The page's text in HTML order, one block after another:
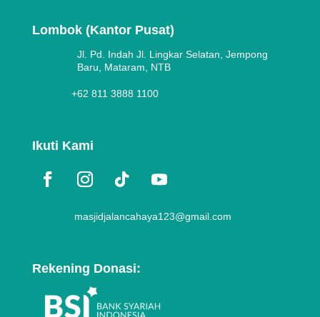
Lombok (Kantor Pusat)
Jl. Pd. Indah Jl. Lingkar Selatan, Jempong
Baru, Mataram, NTB
+62 811 3888 1100
Ikuti Kami
masjidjalancahaya123@gmail.com
Rekening Donasi: